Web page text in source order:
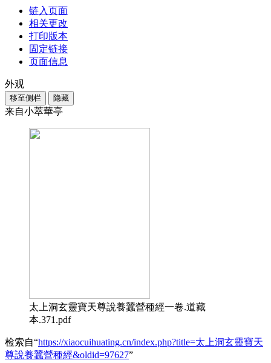
链入页面
相关更改
打印版本
固定链接
页面信息
外观
移至侧栏 隐藏
来自小萃華亭
太上洞玄靈寶天尊說養蠶營種經一卷.道藏
本.371.pdf
检索自“https://xiaocuihuating.cn/index.php?title=太上洞玄靈寶天
尊說養蠶營種經&oldid=97627”